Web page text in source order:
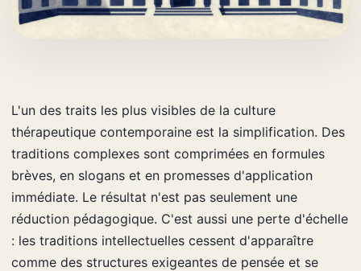
L'un des traits les plus visibles de la culture
thérapeutique contemporaine est la simplification. Des
traditions complexes sont comprimées en formules
brèves, en slogans et en promesses d'application
immédiate. Le résultat n'est pas seulement une
réduction pédagogique. C'est aussi une perte d'échelle
: les traditions intellectuelles cessent d'apparaître
comme des structures exigeantes de pensée et se